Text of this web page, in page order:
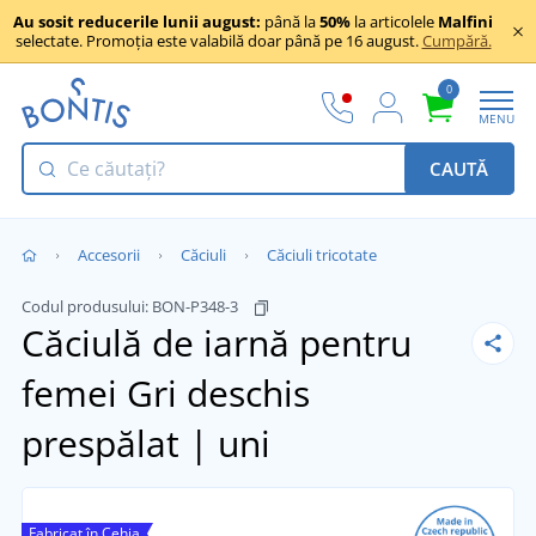
Au sosit reducerile lunii august: până la50% la articolele Malfini
selectate. Promoția este valabilă doar până pe 16 august.Cumpără.
0
MENU
CAUTĂ
Accesorii Căciuli Căciuli tricotate
Codul produsului: BON-P348-3
Căciulă de iarnă pentru
femei Gri deschis
prespălat | uni